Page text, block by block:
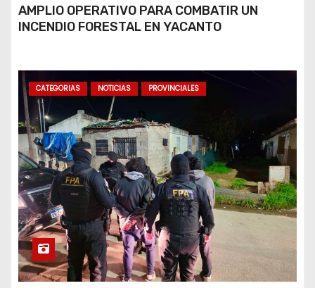
AMPLIO OPERATIVO PARA COMBATIR UN
INCENDIO FORESTAL EN YACANTO
CATEGORIAS NOTICIAS PROVINCIALES